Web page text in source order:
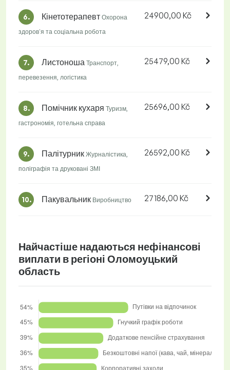
6. Кінетотерапевт Охорона
здоров'я та соціальна робота
24900,00 Kč
7. Листоноша Транспорт,
перевезення, логістика
25479,00 Kč
8. Помічник кухаря Туризм,
гастрономія, готельна справа
25696,00 Kč
9. Палітурник Журналістика,
поліграфія та друковані ЗМІ
26592,00 Kč
10. Пакувальник Виробництво 27186,00 Kč
Найчастіше надаються нефінансові
виплати в регіоні Оломоуцький
область